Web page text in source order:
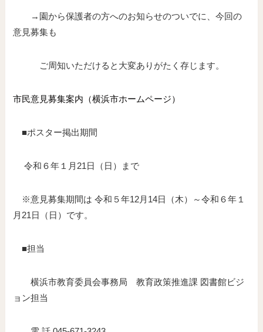
→園から保護者の方へのお知らせのついでに、今回の
意見募集も
ご周知いただけると大変ありがたく存じます。
市民意見募集案内（横浜市ホームページ）
■ポスター掲出期間
令和６年１月21日（日）まで
※意見募集期間は 令和５年12月14日（木）～令和６年１
月21日（日）です。
■担当
横浜市教育委員会事務局 教育政策推進課 図書館ビジ
ョン担当